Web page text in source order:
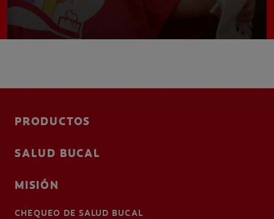
PRODUCTOS
SALUD BUCAL
MISIÓN
CHEQUEO DE SALUD BUCAL